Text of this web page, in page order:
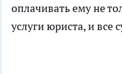
оплачивать ему не
услуги юриста, и все